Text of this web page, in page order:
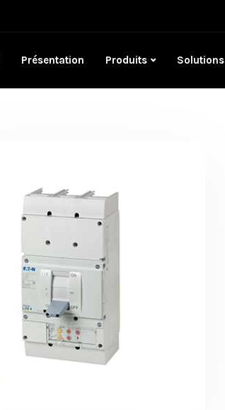
Présentation Produits Solutions